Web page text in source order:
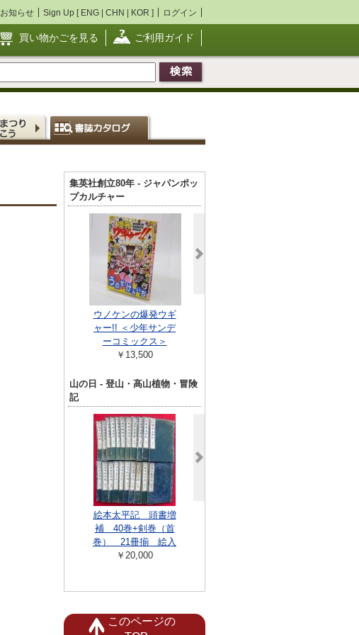
お知らせ Sign Up [ ENG | CHN | KOR ] ログイン
買い物かごを見る ご利用ガイド
集英社創立80年 - ジャパンポッ
プカルチャー
ウノケンの爆発ウギ
ャー!! ＜少年サンデ
ーコミックス＞
￥13,500
山の日 - 登山・高山植物・冒険
記
絵本太平記 頭書増
補 40巻+剣巻（首
巻） 21冊揃 絵入
￥20,000
このページの